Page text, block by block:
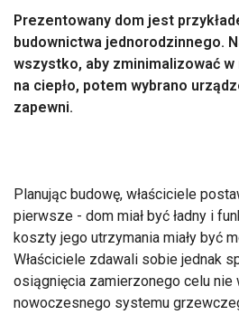
Prezentowany dom jest
budownictwa jednorodzinnego.
wszystko, aby zminimalizować
na ciepło, potem wybrano
zapewni.
Planując budowę, właściciele
pierwsze - dom miał być ładny i
koszty jego utrzymania miały być
Właściciele zdawali sobie jednak
osiągnięcia zamierzonego celu nie
nowoczesnego systemu